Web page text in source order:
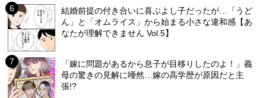
結婚前提の付き合いに喜ぶよし子だったが…「うど
ん」と「オムライス」から始まる小さな違和感【あ
なたが理解できません Vol.5】
「嫁に問題があるから息子が目移りしたのよ！」義
母の驚きの見解に唖然…嫁の高学歴が原因だと主
張!?